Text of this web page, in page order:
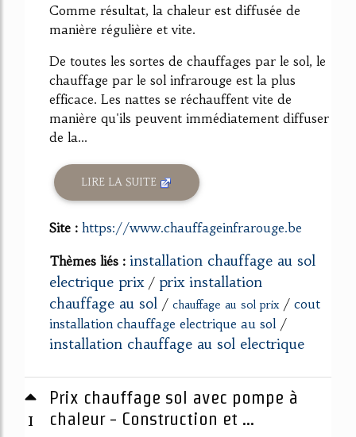
Comme résultat, la chaleur est diffusée de
manière régulière et vite.
De toutes les sortes de chauffages par le sol, le
chauffage par le sol infrarouge est la plus
efficace. Les nattes se réchauffent vite de
manière qu'ils peuvent immédiatement diffuser
de la...
LIRE LA SUITE
Site : https://www.chauffageinfrarouge.be
Thèmes liés : installation chauffage au sol
electrique prix / prix installation
chauffage au sol / chauffage au sol prix / cout
installation chauffage electrique au sol /
installation chauffage au sol electrique
1
Prix chauffage sol avec pompe à
chaleur - Construction et ...